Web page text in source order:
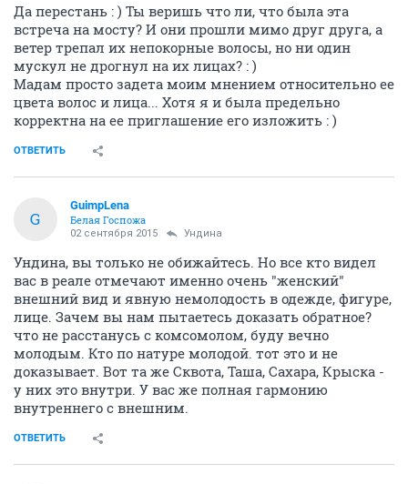
Да перестань : ) Ты веришь что ли, что была эта
встреча на мосту? И они прошли мимо друг друга, а
ветер трепал их непокорные волосы, но ни один
мускул не дрогнул на их лицах? : )
Мадам просто задета моим мнением относительно ее
цвета волос и лица... Хотя я и была предельно
корректна на ее приглашение его изложить : )
ОТВЕТИТЬ
G
GuimpLena
Белая Госпожа
02 сентября 2015 Ундинa
Ундина, вы только не обижайтесь. Но все кто видел
вас в реале отмечают именно очень "женский"
внешний вид и явную немолодость в одежде, фигуре,
лице. Зачем вы нам пытаетесь доказать обратное?
что не расстанусь с комсомолом, буду вечно
молодым. Кто по натуре молодой. тот это и не
доказывает. Вот та же Сквота, Таша, Сахара, Крыска -
у них это внутри. У вас же полная гармонию
внутреннего с внешним.
ОТВЕТИТЬ